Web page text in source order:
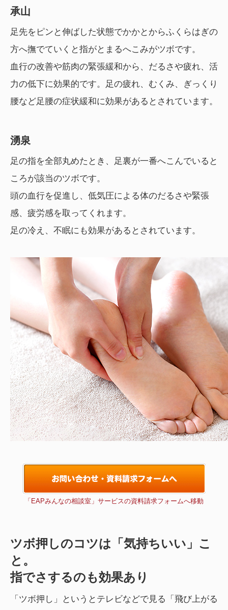
承山
足先をピンと伸ばした状態でかかとからふくらはぎの
方へ撫でていくと指がとまるへこみがツボです。
血行の改善や筋肉の緊張緩和から、だるさや疲れ、活
力の低下に効果的です。足の疲れ、むくみ、ぎっくり
腰など足腰の症状緩和に効果があるとされています。
湧泉
足の指を全部丸めたとき、足裏が一番へこんでいると
ころが該当のツボです。
頭の血行を促進し、低気圧による体のだるさや緊張
感、疲労感を取ってくれます。
足の冷え、不眠にも効果があるとされています。
「EAPみんなの相談室」サービスの資料請求フォームへ移動
ツボ押しのコツは「気持ちいい」こ
と。
指でさするのも効果あり
「ツボ押し」というとテレビなどで見る「飛び上がる